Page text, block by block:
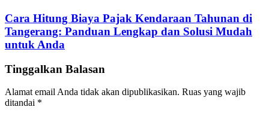
Cara Hitung Biaya Pajak Kendaraan Tahunan di
Tangerang: Panduan Lengkap dan Solusi Mudah
untuk Anda
Tinggalkan Balasan
Alamat email Anda tidak akan dipublikasikan. Ruas yang wajib
ditandai *